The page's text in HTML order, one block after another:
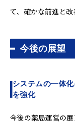
て、確かな前進と改
今後の展望
システムの一体
を強化
今後の薬局運営の